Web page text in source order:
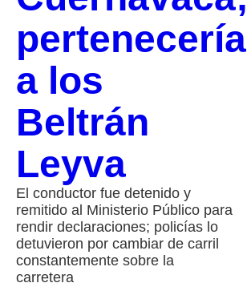
pertenecería
a los
Beltrán
Leyva
El conductor fue detenido y
remitido al Ministerio Público para
rendir declaraciones; policías lo
detuvieron por cambiar de carril
constantemente sobre la
carretera